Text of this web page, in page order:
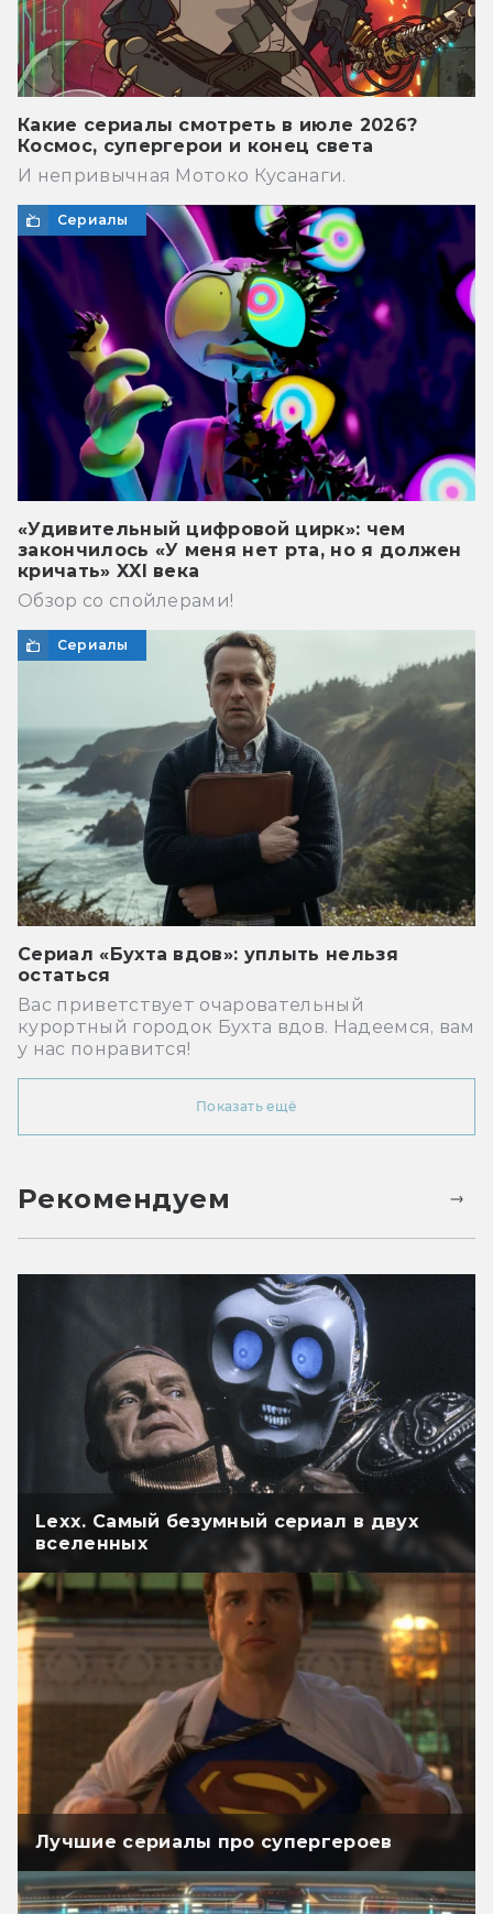
Какие сериалы смотреть в июле 2026?
Космос, супергерои и конец света
И непривычная Мотоко Кусанаги.
Сериалы
«Удивительный цифровой цирк»: чем
закончилось «У меня нет рта, но я должен
кричать» XXI века
Обзор со спойлерами!
Сериалы
Сериал «Бухта вдов»: уплыть нельзя
остаться
Вас приветствует очаровательный
курортный городок Бухта вдов. Надеемся, вам
у нас понравится!
Показать ещё
Рекомендуем
Lexx. Самый безумный сериал в двух
вселенных
Лучшие сериалы про супергероев